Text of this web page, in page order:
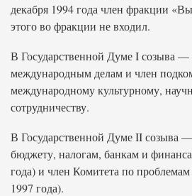
декабря 1994 года член фракции
этого во фракции не входил.
В Государственной Думе I созыва —
международным делам и член
международному культурному,
сотрудничеству.
В Государственной Думе II созыва
бюджету, налогам, банкам и
года) и член Комитета по
1997 года).